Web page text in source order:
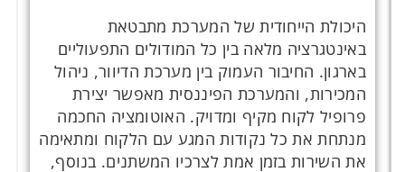
היכולת הייחודית של המערכת מתבטאת
באינטגרציה מלאה בין כל המודולים התפעוליים
בארגון. החיבור העמוק בין מערכת הדיוור, ניהול
המכירות, והמערכת הפיננסית מאפשר יצירת
פרופיל לקוח מקיף ומדויק. האוטומציה החכמה
מנתחת את כל נקודות המגע עם הלקוח ומתאימה
את השירות בזמן אמת לצרכיו המשתנים. בנוסף,